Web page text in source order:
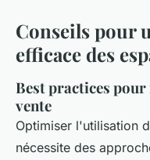
Conseils pour
efficace des
Best practices pour
vente
Optimiser l'utilisation
nécessite des